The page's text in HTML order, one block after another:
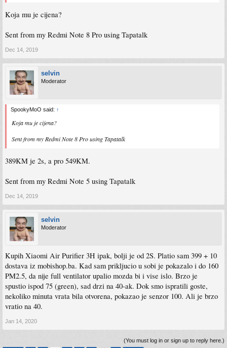
Koja mu je cijena?
Sent from my Redmi Note 8 Pro using Tapatalk
Dec 14, 2019
selvin
Moderator
SpookyMoO said: ↑
Koja mu je cijena?
Sent from my Redmi Note 8 Pro using Tapatalk
389KM je 2s, a pro 549KM.
Sent from my Redmi Note 5 using Tapatalk
Dec 14, 2019
selvin
Moderator
Kupih Xiaomi Air Purifier 3H ipak, bolji je od 2S. Platio sam 399 + 10
dostava iz mobishop.ba. Kad sam prikljucio u sobi je pokazalo i do 160
PM2.5, da nije full ventilator upalio mozda bi i vise islo. Brzo je
spustio ispod 75 (green), sad drzi na 40-ak. Dok smo ispratili goste,
nekoliko minuta vrata bila otvorena, pokazao je senzor 100. Ali je brzo
vratio na 40.
Jan 14, 2020
(You must log in or sign up to reply here.)